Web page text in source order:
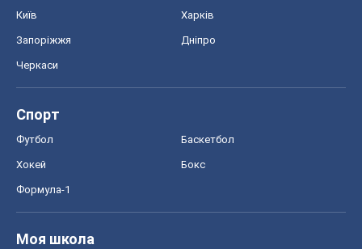
Київ Харків
Запоріжжя Дніпро
Черкаси
Спорт
Футбол Баскетбол
Хокей Бокс
Формула-1
Моя школа